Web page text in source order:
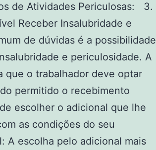
de Atividades Periculosas: 3.
Receber Insalubridade e
de dúvidas é a possibilidade
e periculosidade. A
que o trabalhador deve optar
permitido o recebimento
escolher o adicional que lhe
as condições do seu
escolha pelo adicional mais